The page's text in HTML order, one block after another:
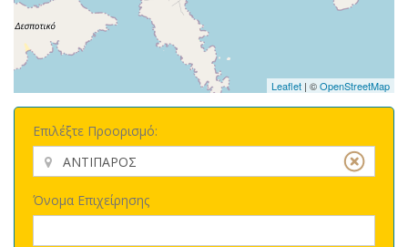
Leaflet | ©OpenStreetMap
Επιλέξτε Προορισμό:
Όνομα Επιχείρησης